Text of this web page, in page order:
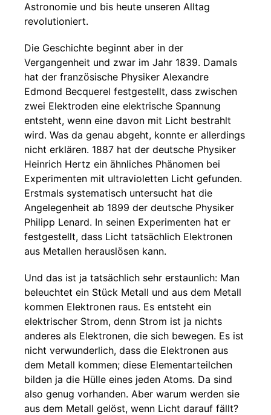
Astronomie und bis heute unseren Alltag
revolutioniert.
Die Geschichte beginnt aber in der
Vergangenheit und zwar im Jahr 1839. Damals
hat der französische Physiker Alexandre
Edmond Becquerel festgestellt, dass zwischen
zwei Elektroden eine elektrische Spannung
entsteht, wenn eine davon mit Licht bestrahlt
wird. Was da genau abgeht, konnte er allerdings
nicht erklären. 1887 hat der deutsche Physiker
Heinrich Hertz ein ähnliches Phänomen bei
Experimenten mit ultravioletten Licht gefunden.
Erstmals systematisch untersucht hat die
Angelegenheit ab 1899 der deutsche Physiker
Philipp Lenard. In seinen Experimenten hat er
festgestellt, dass Licht tatsächlich Elektronen
aus Metallen herauslösen kann.
Und das ist ja tatsächlich sehr erstaunlich: Man
beleuchtet ein Stück Metall und aus dem Metall
kommen Elektronen raus. Es entsteht ein
elektrischer Strom, denn Strom ist ja nichts
anderes als Elektronen, die sich bewegen. Es ist
nicht verwunderlich, dass die Elektronen aus
dem Metall kommen; diese Elementarteilchen
bilden ja die Hülle eines jeden Atoms. Da sind
also genug vorhanden. Aber warum werden sie
aus dem Metall gelöst, wenn Licht darauf fällt?